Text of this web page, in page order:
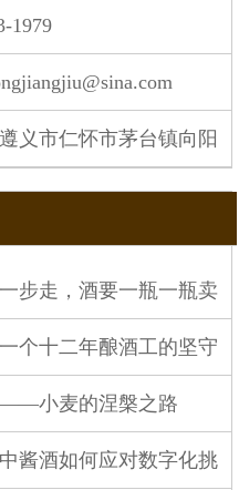
1979
义市仁怀市茅台镇向阳
步走，酒要一瓶一瓶卖
个十二年酿酒工的坚守
小麦的涅槃之路
酱酒如何应对数字化挑